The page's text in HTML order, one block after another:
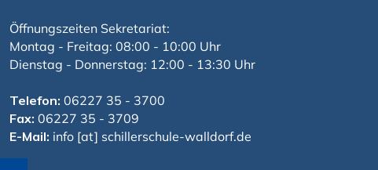
Öffnungszeiten Sekretariat:
Montag - Freitag: 08:00 - 10:00 Uhr
Dienstag - Donnerstag: 12:00 - 13:30 Uhr
Telefon: 06227 35 - 3700
Fax: 06227 35 - 3709
E-Mail: info [at] schillerschule-walldorf.de